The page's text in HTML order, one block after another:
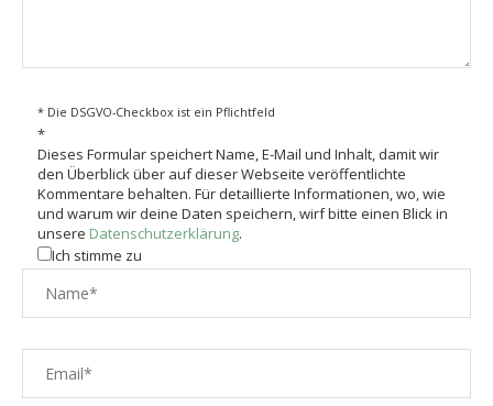
* Die DSGVO-Checkbox ist ein Pflichtfeld
*
Dieses Formular speichert Name, E-Mail und Inhalt, damit wir
den Überblick über auf dieser Webseite veröffentlichte
Kommentare behalten. Für detaillierte Informationen, wo, wie
und warum wir deine Daten speichern, wirf bitte einen Blick in
unsere Datenschutzerklärung.
Ich stimme zu